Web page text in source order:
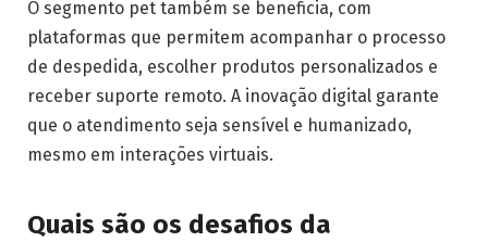
O segmento pet também se beneficia, com
plataformas que permitem acompanhar o processo
de despedida, escolher produtos personalizados e
receber suporte remoto. A inovação digital garante
que o atendimento seja sensível e humanizado,
mesmo em interações virtuais.
Quais são os desafios da